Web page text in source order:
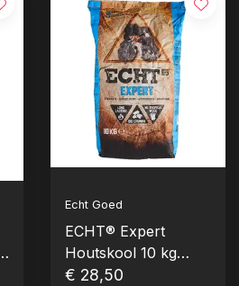
Echt Goed
ECHT® Expert
Houtskool 10 kg
(Steeneik)
€ 28,50